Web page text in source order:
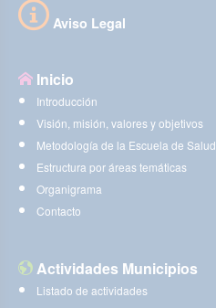
Aviso Legal
Inicio
Introducción
Visión, misión, valores y objetivos
Metodología de la Escuela de Salud
Estructura por áreas temáticas
Organigrama
Contacto
Actividades Municipios
Listado de actividades